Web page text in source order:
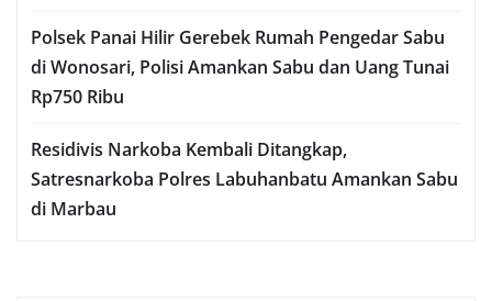
Polsek Panai Hilir Gerebek Rumah Pengedar Sabu
di Wonosari, Polisi Amankan Sabu dan Uang Tunai
Rp750 Ribu
Residivis Narkoba Kembali Ditangkap,
Satresnarkoba Polres Labuhanbatu Amankan Sabu
di Marbau